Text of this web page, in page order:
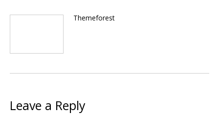
Themeforest
Leave a Reply